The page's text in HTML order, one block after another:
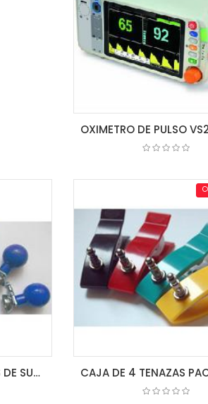
CAJA DE 6 ELECTRODOS DE SUCCION P/ECG (BULBO)